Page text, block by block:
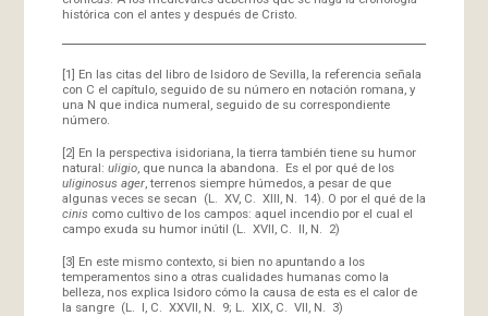
histórica con el antes y después de Cristo.
[1] En las citas del libro de Isidoro de Sevilla, la referencia señala
con C el capítulo, seguido de su número en notación romana, y
una N que indica numeral, seguido de su correspondiente
número.
[2] En la perspectiva isidoriana, la tierra también tiene su humor
natural: uligio, que nunca la abandona. Es el por qué de los
uliginosus ager, terrenos siempre húmedos, a pesar de que
algunas veces se secan (L. XV, C. XIII, N. 14). O por el qué de la
cinis como cultivo de los campos: aquel incendio por el cual el
campo exuda su humor inútil (L. XVII, C. II, N. 2)
[3] En este mismo contexto, si bien no apuntando a los
temperamentos sino a otras cualidades humanas como la
belleza, nos explica Isidoro cómo la causa de esta es el calor de
la sangre (L. I, C. XXVII, N. 9; L. XIX, C. VII, N. 3)